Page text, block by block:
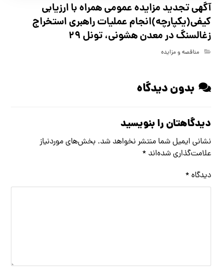
آگهي تجدید مزايده عمومی همراه با ارزیابی
کیفی(یکپارچه)انجام عملیات راهبری استخراج
زغالسنگ در معدن هشونی، تونل ۲۹
مناقصه و مزایده
بدون دیدگاه
دیدگاهتان را بنویسید
نشانی ایمیل شما منتشر نخواهد شد. بخش‌های موردنیاز
علامت‌گذاری شده‌اند *
دیدگاه *